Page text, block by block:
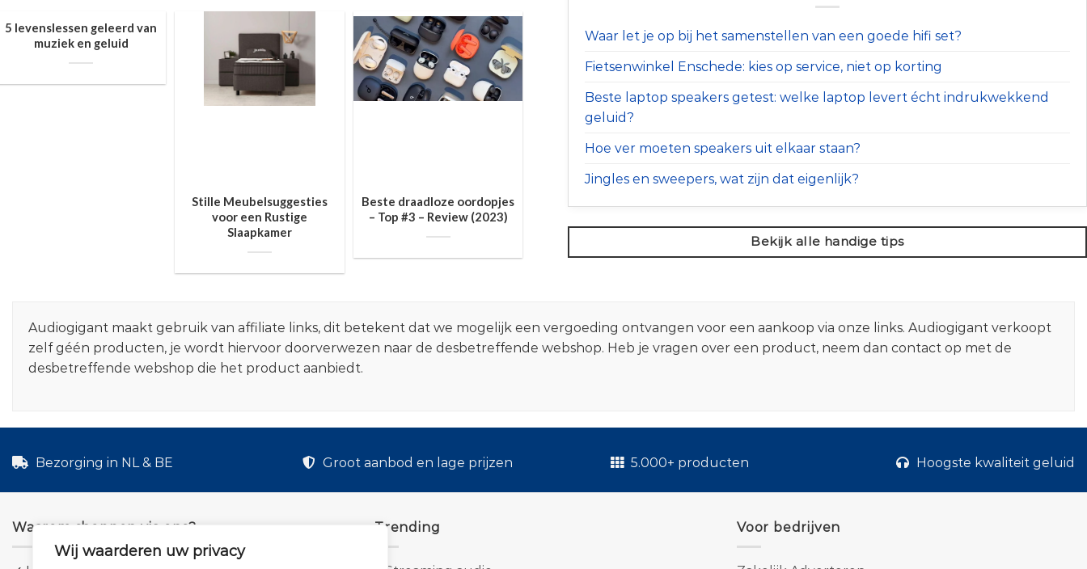
Wij waarderen uw privacy
5 levenslessen geleerd van
muziek en geluid
Stille Meubelsuggesties
voor een Rustige
Slaapkamer
Beste draadloze oordopjes
– Top #3 – Review (2023)
Waar let je op bij het samenstellen van een goede hifi set?
Fietsenwinkel Enschede: kies op service, niet op korting
Beste laptop speakers getest: welke laptop levert écht indrukwekkend
geluid?
Hoe ver moeten speakers uit elkaar staan?
Jingles en sweepers, wat zijn dat eigenlijk?
Bekijk alle handige tips
Audiogigant maakt gebruik van affiliate links, dit betekent dat we mogelijk een vergoeding ontvangen voor een aankoop via onze links. Audiogigant verkoopt
zelf géén producten, je wordt hiervoor doorverwezen naar de desbetreffende webshop. Heb je vragen over een product, neem dan contact op met de
desbetreffende webshop die het product aanbiedt.
Bezorging in NL & BE Groot aanbod en lage prijzen 5.000+ producten Hoogste kwaliteit geluid
Waarom shoppen via ons? Trending Voor bedrijven